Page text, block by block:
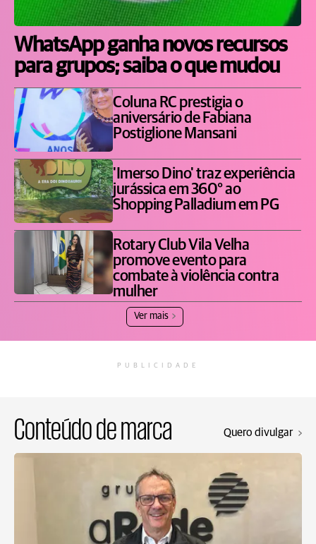
WhatsApp ganha novos recursos
para grupos; saiba o que mudou
Coluna RC prestigia o
aniversário de Fabiana
Postiglione Mansani
'Imerso Dino' traz experiência
jurássica em 360° ao
Shopping Palladium em PG
Rotary Club Vila Velha
promove evento para
combate à violência contra
mulher
Ver mais
PUBLICIDADE
Conteúdo de marca Quero divulgar